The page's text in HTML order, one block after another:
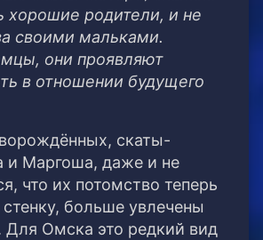
хорошие родители, и не
своими мальками.
они проявляют
в отношении будущего
скаты-
и Маргоша, даже и не
что их потомство теперь
больше увлечены
Для Омска это редкий вид